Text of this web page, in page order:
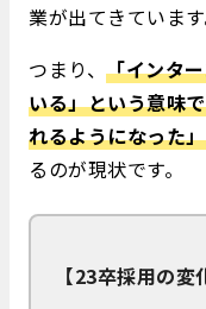
業が出てきています
つまり、 「インタ
いる」という意味
れるようになった
るのが現状です。
【23卒採用の変